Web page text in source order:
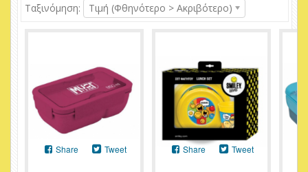
Ταξινόμηση:
Τιμή (Φθηνότερο > Ακριβότερο)
Share Tweet Share Tweet